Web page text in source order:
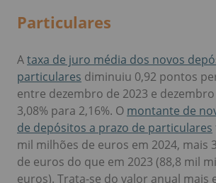
Particulares
Ataxa de juro média dos novos
particulares diminuiu 0,92 pontos
entre dezembro de 2023 e
3,08% para 2,16%. O montante de
de depósitos a prazo de particulares
mil milhões de euros em 2024, mais
de euros do que em 2023 (88,8 mil
euros). Trata-se do valor anual mais